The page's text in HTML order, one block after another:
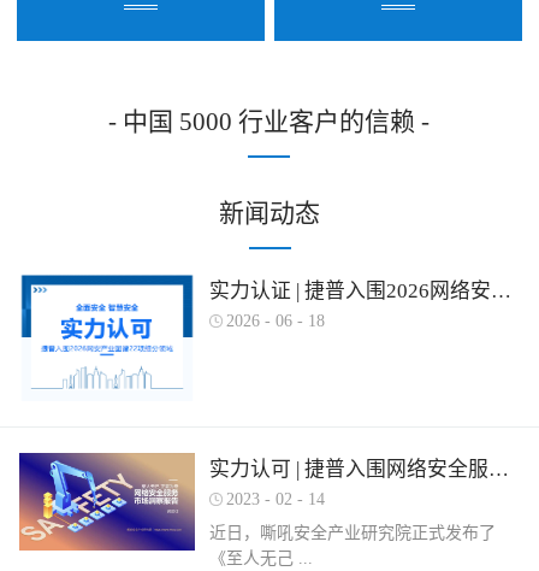
- 中国 5000 行业客户的信赖 -
新闻动态
实力认证 | 捷普入围2026网络安全产业图谱多项细分领域！
2026 - 06 - 18
实力认可 | 捷普入围网络安全服务产业需求行为全景图谱
2023 - 02 - 14
近日，嘶吼安全产业研究院正式发布了
《至人无己 ...